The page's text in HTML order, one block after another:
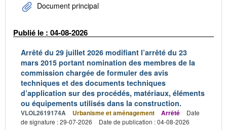
Document principal
Publié le : 04-08-2026
Arrêté du 29 juillet 2026 modifiant l’arrêté du 23
mars 2015 portant nomination des membres de la
commission chargée de formuler des avis
techniques et des documents techniques
d’application sur des procédés, matériaux, éléments
ou équipements utilisés dans la construction.
VLOL2619174A Urbanisme et aménagement Arrêté
Date
de signature : 29-07-2026
Date de publication : 04-08-2026